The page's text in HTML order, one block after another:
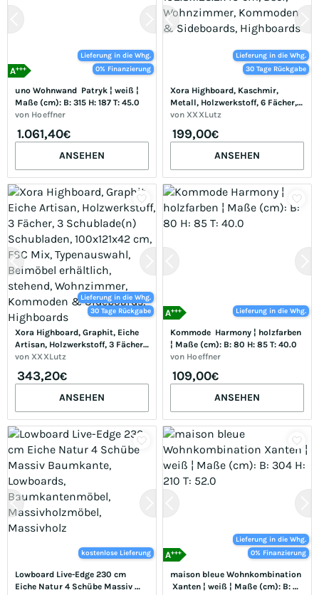
Lieferung in die Whg.
0% Finanzierung
A+++
uno Wohnwand  Patryk ¦ weiß ¦
Maße (cm): B: 315 H: 187 T: 45.0
von Hoeffner
1.061,40€
ANSEHEN
Lieferung in die Whg.
30 Tage Rückgabe
Xora Highboard, Kaschmir,
Metall, Holzwerkstoff, 6 Fächer,
102.8x123.2x40 cm, Bsci,
Sideboards, Highboards
von XXXLutz
199,00€
ANSEHEN
Lieferung in die Whg.
30 Tage Rückgabe
Xora Highboard, Graphit, Eiche
Artisan, Holzwerkstoff, 3 Fächer,
3 Schublade(n) Schubladen,
Typenauswahl, Beimöbel
erhältlich, stehend,
Sideboards, Highboards
von XXXLutz
343,20€
ANSEHEN
Lieferung in die Whg.
A+++
Kommode  Harmony ¦ holzfarben
¦ Maße (cm): B: 80 H: 85 T: 40.0
von Hoeffner
109,00€
ANSEHEN
kostenlose Lieferung
Lowboard Live-Edge 230 cm
Eiche Natur 4 Schübe Massiv
Lieferung in die Whg.
0% Finanzierung
A+++
maison bleue Wohnkombination
Xanten ¦ weiß ¦ Maße (cm): B: